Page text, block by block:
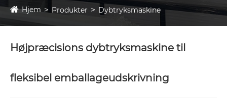
Hjem Produkter Dybtryksmaskine
Højpræcisions dybtryksmaskine til
fleksibel emballageudskrivning